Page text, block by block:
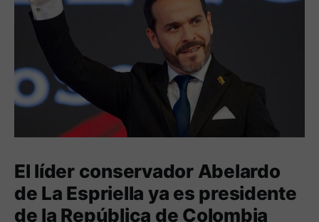
El líder conservador Abelardo
de La Espriella ya es presidente
de la República de Colombia